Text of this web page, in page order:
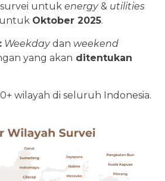
untuk energy & utilities
Oktober 2025.
Weekdaydan weekend
yang akan ditentukan
wilayah di seluruh Indonesia.